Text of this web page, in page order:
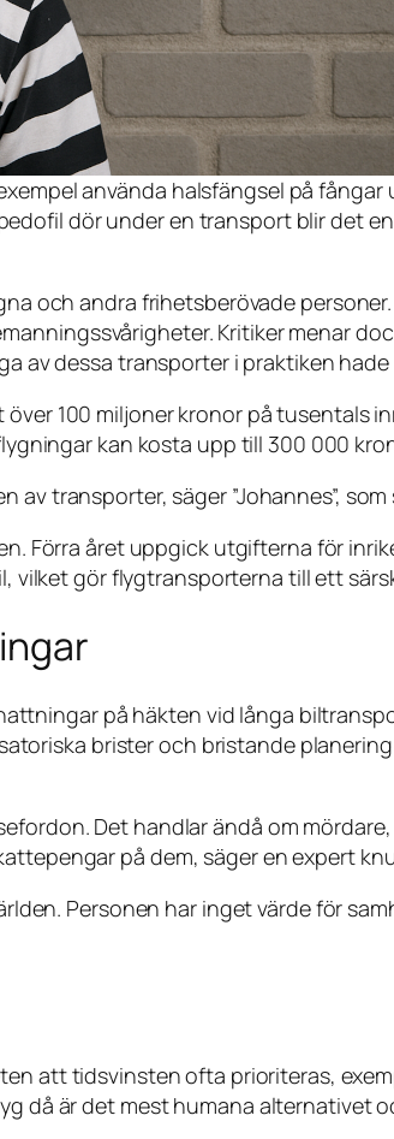
använda halsfängsel på
dör under en transport blir det
och andra frihetsberövade
Kritiker menar
av dessa transporter i praktiken
100 miljoner kronor på tusentals
kan kosta upp till 300 000
transporter, säger ”Johannes”,
Förra året uppgick utgifterna för
vilket gör flygtransporterna till ett
på häkten vid långa
brister och bristande
Det handlar ändå om
på dem, säger en expert
Personen har inget värde för
att tidsvinsten ofta prioriteras,
då är det mest humana alternativet